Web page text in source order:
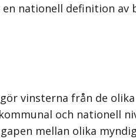
nationell definition
vinsterna från de
och nationell
mellan olika